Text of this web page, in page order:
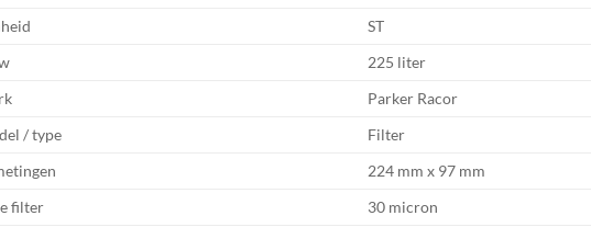
ST
225 liter
Parker Racor
/ type
Filter
224 mm x 97 mm
filter
30 micron